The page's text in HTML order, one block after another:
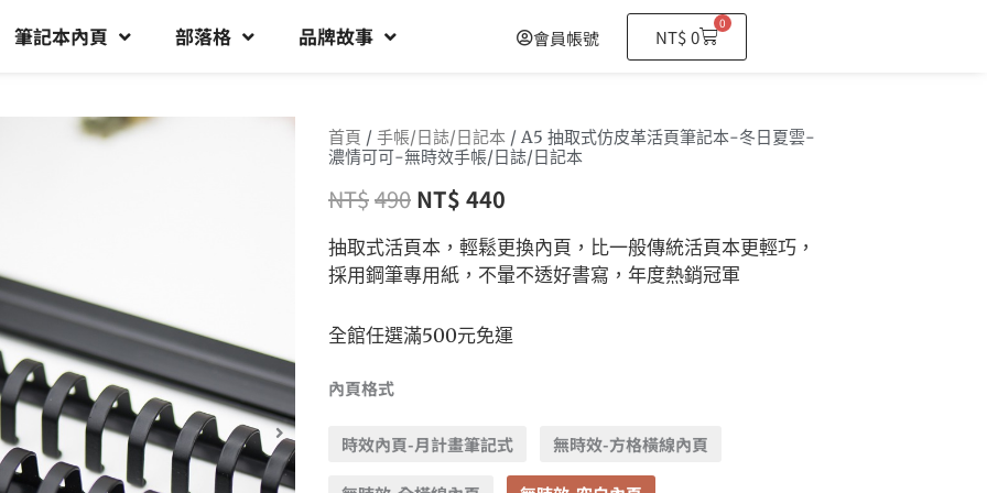
筆記本內頁 部落格 品牌故事 會員帳號 NT$0
0
購
物
首頁 / 手帳/日誌/日記本 / A5 抽取式仿皮革活頁筆記本-冬日夏雲-
濃情可可-無時效手帳/日誌/日記本
NT$490 NT$ 440
抽取式活頁本，輕鬆更換內頁，比一般傳統活頁本更輕巧，
採用鋼筆專用紙，不暈不透好書寫，年度熱銷冠軍
全館任選滿500元免運
內頁格式
時效內頁-月計畫筆記式 無時效-方格橫線內頁